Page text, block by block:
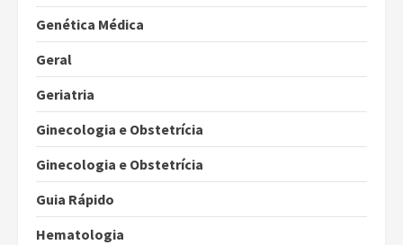
Genética Médica
Geral
Geriatria
Ginecologia e Obstetrícia
Ginecologia e Obstetrícia
Guia Rápido
Hematologia